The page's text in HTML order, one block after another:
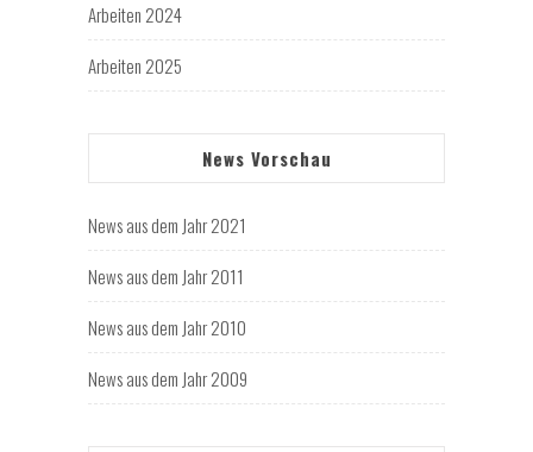
Arbeiten 2024
Arbeiten 2025
News Vorschau
News aus dem Jahr 2021
News aus dem Jahr 2011
News aus dem Jahr 2010
News aus dem Jahr 2009